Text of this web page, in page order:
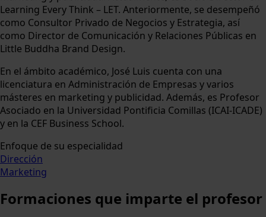
Learning Every Think – LET. Anteriormente, se desempeñó
como Consultor Privado de Negocios y Estrategia, así
como Director de Comunicación y Relaciones Públicas en
Little Buddha Brand Design.
En el ámbito académico, José Luis cuenta con una
licenciatura en Administración de Empresas y varios
másteres en marketing y publicidad. Además, es Profesor
Asociado en la Universidad Pontificia Comillas (ICAI-ICADE)
y en la CEF Business School.
Enfoque de su especialidad
Dirección
Marketing
Formaciones que imparte el profesor